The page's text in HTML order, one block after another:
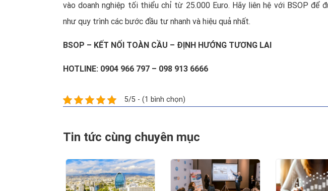
vào doanh nghiệp tối thiểu chỉ từ 25.000 Euro. Hãy liên hệ với BSOP
như quy trình các bước đầu tư nhanh và hiệu quả nhất.
BSOP – KẾT NỐI TOÀN CẦU – ĐỊNH HƯỚNG TƯƠNG LAI
HOTLINE: 0904 966 797 – 098 913 6666
5/5 - (1 bình chọn)
Tin tức cùng chuyên mục